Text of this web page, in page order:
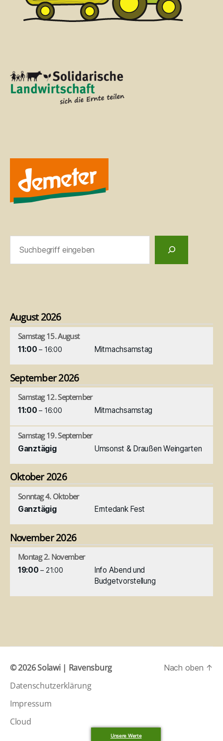
August 2026
Samstag 15.August
11:00– 16:00 Mitmachsamstag
September 2026
Samstag 12.September
11:00– 16:00 Mitmachsamstag
Samstag 19.September
Ganztägig Umsonst & Draußen Weingarten
Oktober 2026
Sonntag4. Oktober
Ganztägig Erntedank Fest
November 2026
Montag 2. November
19:00– 21:00
Info Abend und
Budgetvorstellung
Unsere Werte
© 2026Solawi | Ravensburg
Datenschutzerklärung
Impressum
Cloud
Nach oben ↑